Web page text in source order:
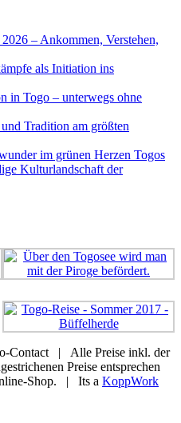
– Ankommen, Verstehen,
als Initiation ins
in Togo – unterwegs ohne
Tradition am größten
im grünen Herzen Togos
Kulturlandschaft der
Contact | Alle Preise inkl. der
Preise entsprechen
Shop. | Its a KoppWork